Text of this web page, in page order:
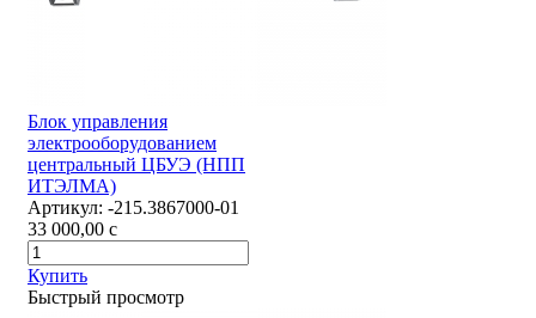
Блок управления
электрооборудованием
центральный ЦБУЭ (НПП
ИТЭЛМА)
Артикул: -215.3867000-01
33 000,00 c
Купить
Быстрый просмотр